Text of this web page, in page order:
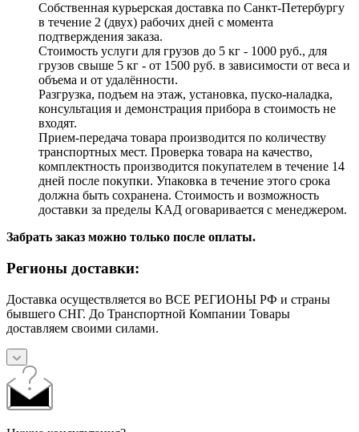
Собственная курьерская доставка по Санкт-Петербургу
в течение 2 (двух) рабочих дней с момента
подтверждения заказа.
Стоимость услуги для грузов до 5 кг - 1000 руб., для
грузов свыше 5 кг - от 1500 руб. в зависимости от веса и
объема и от удалённости.
Разгрузка, подъем на этаж, установка, пуско-наладка,
консультация и демонстрация прибора в стоимость не
входят.
Прием-передача товара производится по количеству
транспортных мест. Проверка товара на качество,
комплектность производится покупателем в течение 14
дней после покупки. Упаковка в течение этого срока
должна быть сохранена. Стоимость и возможность
доставки за пределы КАД оговаривается с менеджером.
Забрать заказ можно только после оплаты.
Регионы доставки:
Доставка осуществляется во ВСЕ РЕГИОНЫ РФ и страны
бывшего СНГ. До Транспортной Компании Товары
доставляем своими силами.